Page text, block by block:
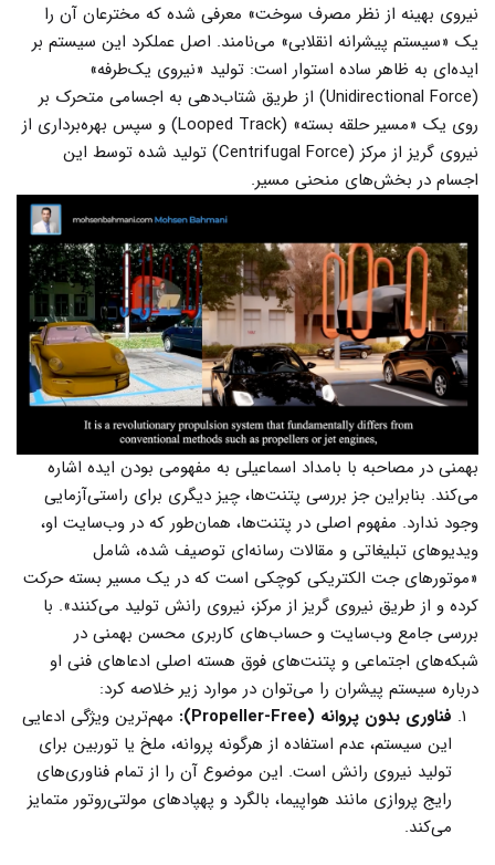
نیروی بهینه از نظر مصرف سوخت» معرفی شده که مخترعان آن را
یک «سیستم پیشرانه انقلابی» می‌نامند. اصل عملکرد این سیستم بر
ایده‌ای به ظاهر ساده استوار است: تولید «نیروی یک‌طرفه»
(Unidirectional Force) از طریق شتاب‌دهی به اجسامی متحرک بر
روی یک «مسیر حلقه بسته» (Looped Track) و سپس بهره‌برداری از
نیروی گریز از مرکز (Centrifugal Force) تولید شده توسط این
اجسام در بخش‌های منحنی مسیر.
بهمنی در مصاحبه با بامداد اسماعیلی به مفهومی بودن ایده اشاره
می‌کند. بنابراین جز بررسی پتنت‌ها، چیز دیگری برای راستی‌آزمایی
وجود ندارد. مفهوم اصلی در پتنت‌ها، همان‌طور که در وب‌سایت او،
ویدیوهای تبلیغاتی و مقالات رسانه‌ای توصیف شده، شامل
«موتورهای جت الکتریکی کوچکی است که در یک مسیر بسته حرکت
کرده و از طریق نیروی گریز از مرکز، نیروی رانش تولید می‌کنند». با
بررسی جامع وب‌سایت و حساب‌های کاربری محسن بهمنی در
شبکه‌های اجتماعی و پتنت‌های فوق هسته اصلی ادعاهای فنی او
درباره سیستم پیشران را می‌توان در موارد زیر خلاصه کرد:
فناوری بدون پروانه (Propeller-Free):
مهم‌ترین ویژگی ادعایی
این سیستم، عدم استفاده از هرگونه پروانه، ملخ یا توربین برای
تولید نیروی رانش است. این موضوع آن را از تمام فناوری‌های
رایج پروازی مانند هواپیما، بالگرد و پهپادهای مولتی‌روتور متمایز
می‌کند.